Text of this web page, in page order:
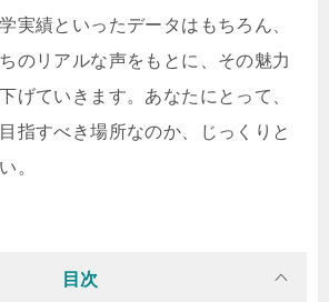
実績といったデータはもちろん、
のリアルな声をもとに、その魅力
げていきます。あなたにとって、
指すべき場所なのか、じっくりと
。
目次